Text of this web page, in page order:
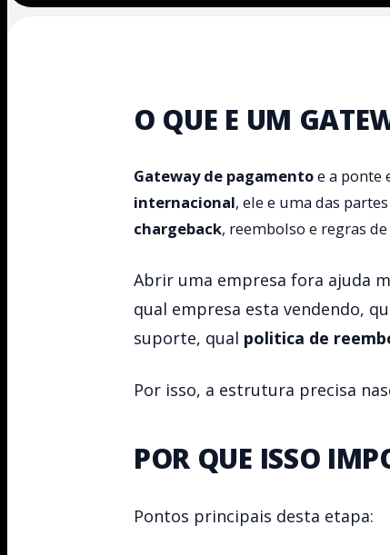
O QUE E UM
Gateway de pagamentoe a ponte
internacional, ele e uma das
chargeback, reembolso e regras
Abrir uma empresa fora ajuda
qual empresa esta vendendo,
suporte, qual politica de
Por isso, a estrutura precisa
POR QUE ISSO
Pontos principais desta etapa: